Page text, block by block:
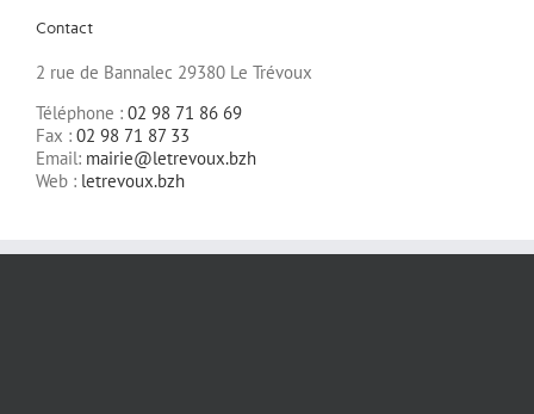
Contact
2 rue de Bannalec 29380 Le Trévoux
Téléphone : 02 98 71 86 69
Fax : 02 98 71 87 33
Email: mairie@letrevoux.bzh
Web : letrevoux.bzh